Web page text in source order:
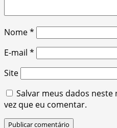
Nome*
E-mail *
Site
Salvar meus dados
vez que eu comentar.